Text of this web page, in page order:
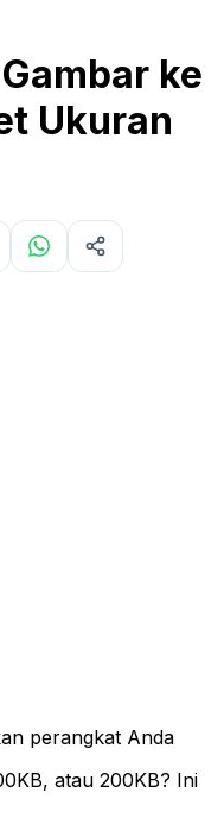
ke
Ukuran
perangkat Anda
atau 200KB? Ini